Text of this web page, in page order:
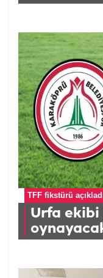
TFF fikstürü
Urfa